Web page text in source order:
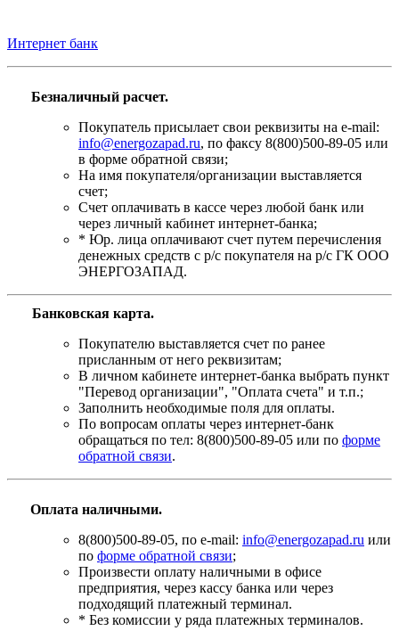
Интернет банк
Безналичный расчет.
Покупатель присылает свои реквизиты на e-mail:
info@energozapad.ru, по факсу 8(800)500-89-05 или
в форме обратной связи;
На имя покупателя/организации выставляется
счет;
Счет оплачивать в кассе через любой банк или
через личный кабинет интернет-банка;
* Юр. лица оплачивают счет путем перечисления
денежных средств с р/с покупателя на р/с ГК ООО
ЭНЕРГОЗАПАД.
Банковская карта.
Покупателю выставляется счет по ранее
присланным от него реквизитам;
В личном кабинете интернет-банка выбрать пункт
"Перевод организации", "Оплата счета" и т.п.;
Заполнить необходимые поля для оплаты.
По вопросам оплаты через интернет-банк
обращаться по тел: 8(800)500-89-05 или по форме
обратной связи.
Оплата наличными.
8(800)500-89-05, по e-mail: info@energozapad.ru или
по форме обратной связи;
Произвести оплату наличными в офисе
предприятия, через кассу банка или через
подходящий платежный терминал.
* Без комиссии у ряда платежных терминалов.